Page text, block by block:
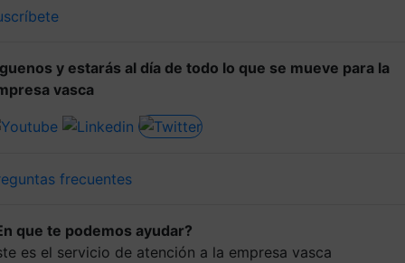
y estarás al día de todo lo que se mueve para la
vasca
frecuentes
que te podemos ayudar?
es el servicio de atención a la empresa vasca